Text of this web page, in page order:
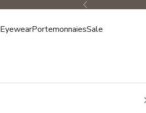
Zurück
EyewearPortemonnaiesSale